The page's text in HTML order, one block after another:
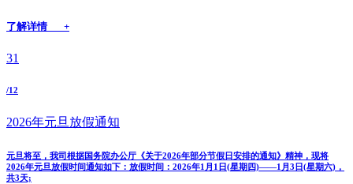
了解详情 +
31
/12
2026年元旦放假通知
元旦将至，我司根据国务院办公厅《关于2026年部分节假日安排的通知》精神，现将
2026年元旦放假时间通知如下：放假时间：2026年1月1日(星期四)——1月3日(星期六)，
共3天;